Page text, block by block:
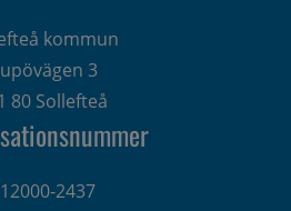
kommun
3
80 Sollefteå
2437